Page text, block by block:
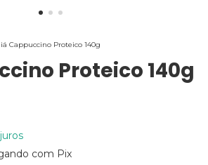
iá Cappuccino Proteico 140g
Proteico 140g
com Pix